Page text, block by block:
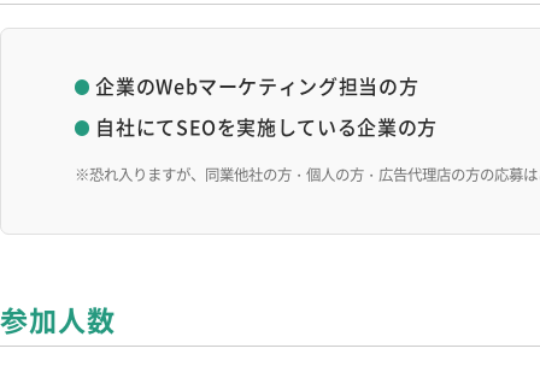
企業のWebマーケティング担当の方
自社にてSEOを実施している企業の方
※恐れ入りますが、同業他社の方・個人の方・広告代理店の方の応募は
参加人数